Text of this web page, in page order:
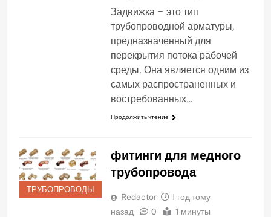
Задвижка – это тип
трубопроводной арматуры‚
предназначенный для
перекрытия потока рабочей
среды. Она является одним из
самых распространенных и
востребованных…
Продолжить чтение
ТРУБОПРОВОДЫ
фитинги для медного
трубопровода
Redactor
1 год тому
назад
0 1 минуты